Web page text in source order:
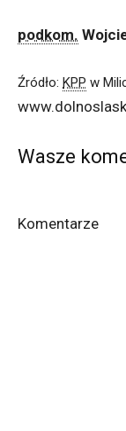
podkom.
Źródło: KPP w
Wasze
Komentarze